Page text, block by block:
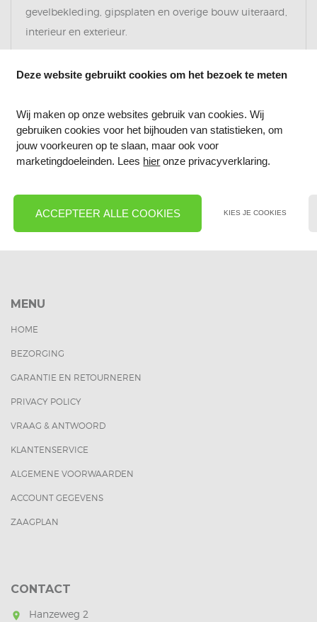
gevelbekleding, gipsplaten en overige bouw uiteraard,
interieur en exterieur.
De rollen staan in 15/16 graden en zijn geschikt voor
MENU
HOME
BEZORGING
GARANTIE EN RETOURNEREN
PRIVACY POLICY
VRAAG & ANTWOORD
KLANTENSERVICE
ALGEMENE VOORWAARDEN
ACCOUNT GEGEVENS
ZAAGPLAN
CONTACT
room Hanzeweg 2
Deze website gebruikt cookies om het bezoek te meten
Wij maken op onze websites gebruik van cookies. Wij
gebruiken cookies voor het bijhouden van statistieken, om
jouw voorkeuren op te slaan, maar ook voor
marketingdoeleinden. Lees hier onze privacyverklaring.
ACCEPTEER ALLE COOKIES KIES JE COOKIES